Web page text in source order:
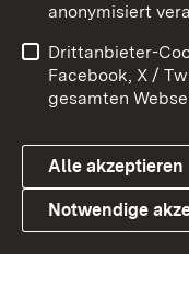
Link zum
Benutzungshinweise
Datenschutz
anonymisiert
Drittanbieter-
Facebook, X /
gesamten
Alle akzeptieren
Notwendige